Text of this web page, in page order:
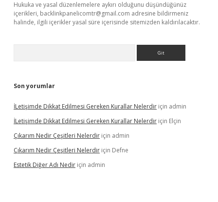
Hukuka ve yasal düzenlemelere aykırı olduğunu düşündüğünüz
içerikleri, backlinkpanelicomtr@gmail.com adresine bildirmeniz
halinde, ilgili içerikler yasal süre içerisinde sitemizden kaldırılacaktır.
Son yorumlar
İLetişimde Dikkat Edilmesi Gereken Kurallar Nelerdir için admin
İLetişimde Dikkat Edilmesi Gereken Kurallar Nelerdir için Elçin
Çıkarım Nedir Çeşitleri Nelerdir için admin
Çıkarım Nedir Çeşitleri Nelerdir için Defne
Estetik Diğer Adı Nedir için admin